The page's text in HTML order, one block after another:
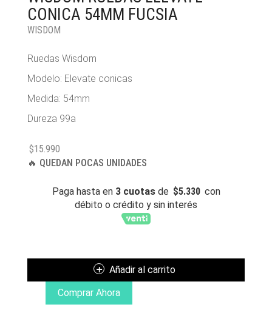
CONICA 54MM FUCSIA
WISDOM
Ruedas Wisdom
Modelo: Elevate conicas
Medida: 54mm
Dureza 99a
$15.990
🔥 QUEDAN POCAS UNIDADES
Paga hasta en 3 cuotasde $5.330 con
débito o crédito y sin interés
FUCSIA
Añadir al carrito
Comprar Ahora